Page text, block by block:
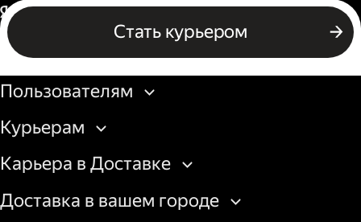
Стать курьером
Россия
Бизнесу
Пользователям
Курьерам
Карьера в Доставке
Доставка в вашем городе